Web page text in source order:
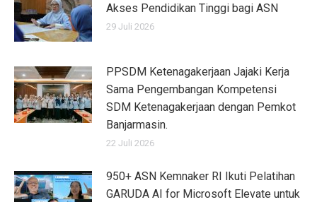
Akses Pendidikan Tinggi bagi ASN
29 Juli 2026
PPSDM Ketenagakerjaan Jajaki Kerja
Sama Pengembangan Kompetensi
SDM Ketenagakerjaan dengan Pemkot
Banjarmasin.
22 Juli 2026
950+ ASN Kemnaker RI Ikuti Pelatihan
GARUDA AI for Microsoft Elevate untuk